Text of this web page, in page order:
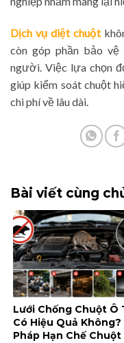
Dịch vụ diệt chuột
còn góp phần bảo vệ
người. Việc lựa chọn
giúp kiểm soát chuột
chi phí về lâu dài.
Bài viết cùng
Lưới Chống Chuột Ô
Có Hiệu Quả Không?
Pháp Hạn Chế Chuột